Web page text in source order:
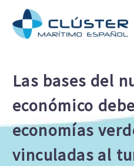
Las bases del
económico
economías
vinculadas al